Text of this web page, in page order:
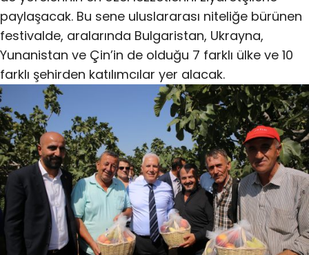
paylaşacak. Bu sene uluslararası niteliğe bürünen
festivalde, aralarında Bulgaristan, Ukrayna,
Yunanistan ve Çin’in de olduğu 7 farklı ülke ve 10
farklı şehirden katılımcılar yer alacak.